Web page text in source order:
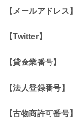
【メールアドレス】
【Twitter】
【貸金業番号】
【法人登録番号】
【古物商許可番号】